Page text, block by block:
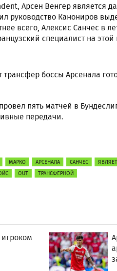
Арсен Венгер является
руководство Канониров
всего, Алексис Санчес в
специалист на
трансфер боссы Арсенала
пять матчей в
передачи.
МАРКО АРСЕНАЛА САНЧЕС
OUT ТРАНСФЕРНОЙ